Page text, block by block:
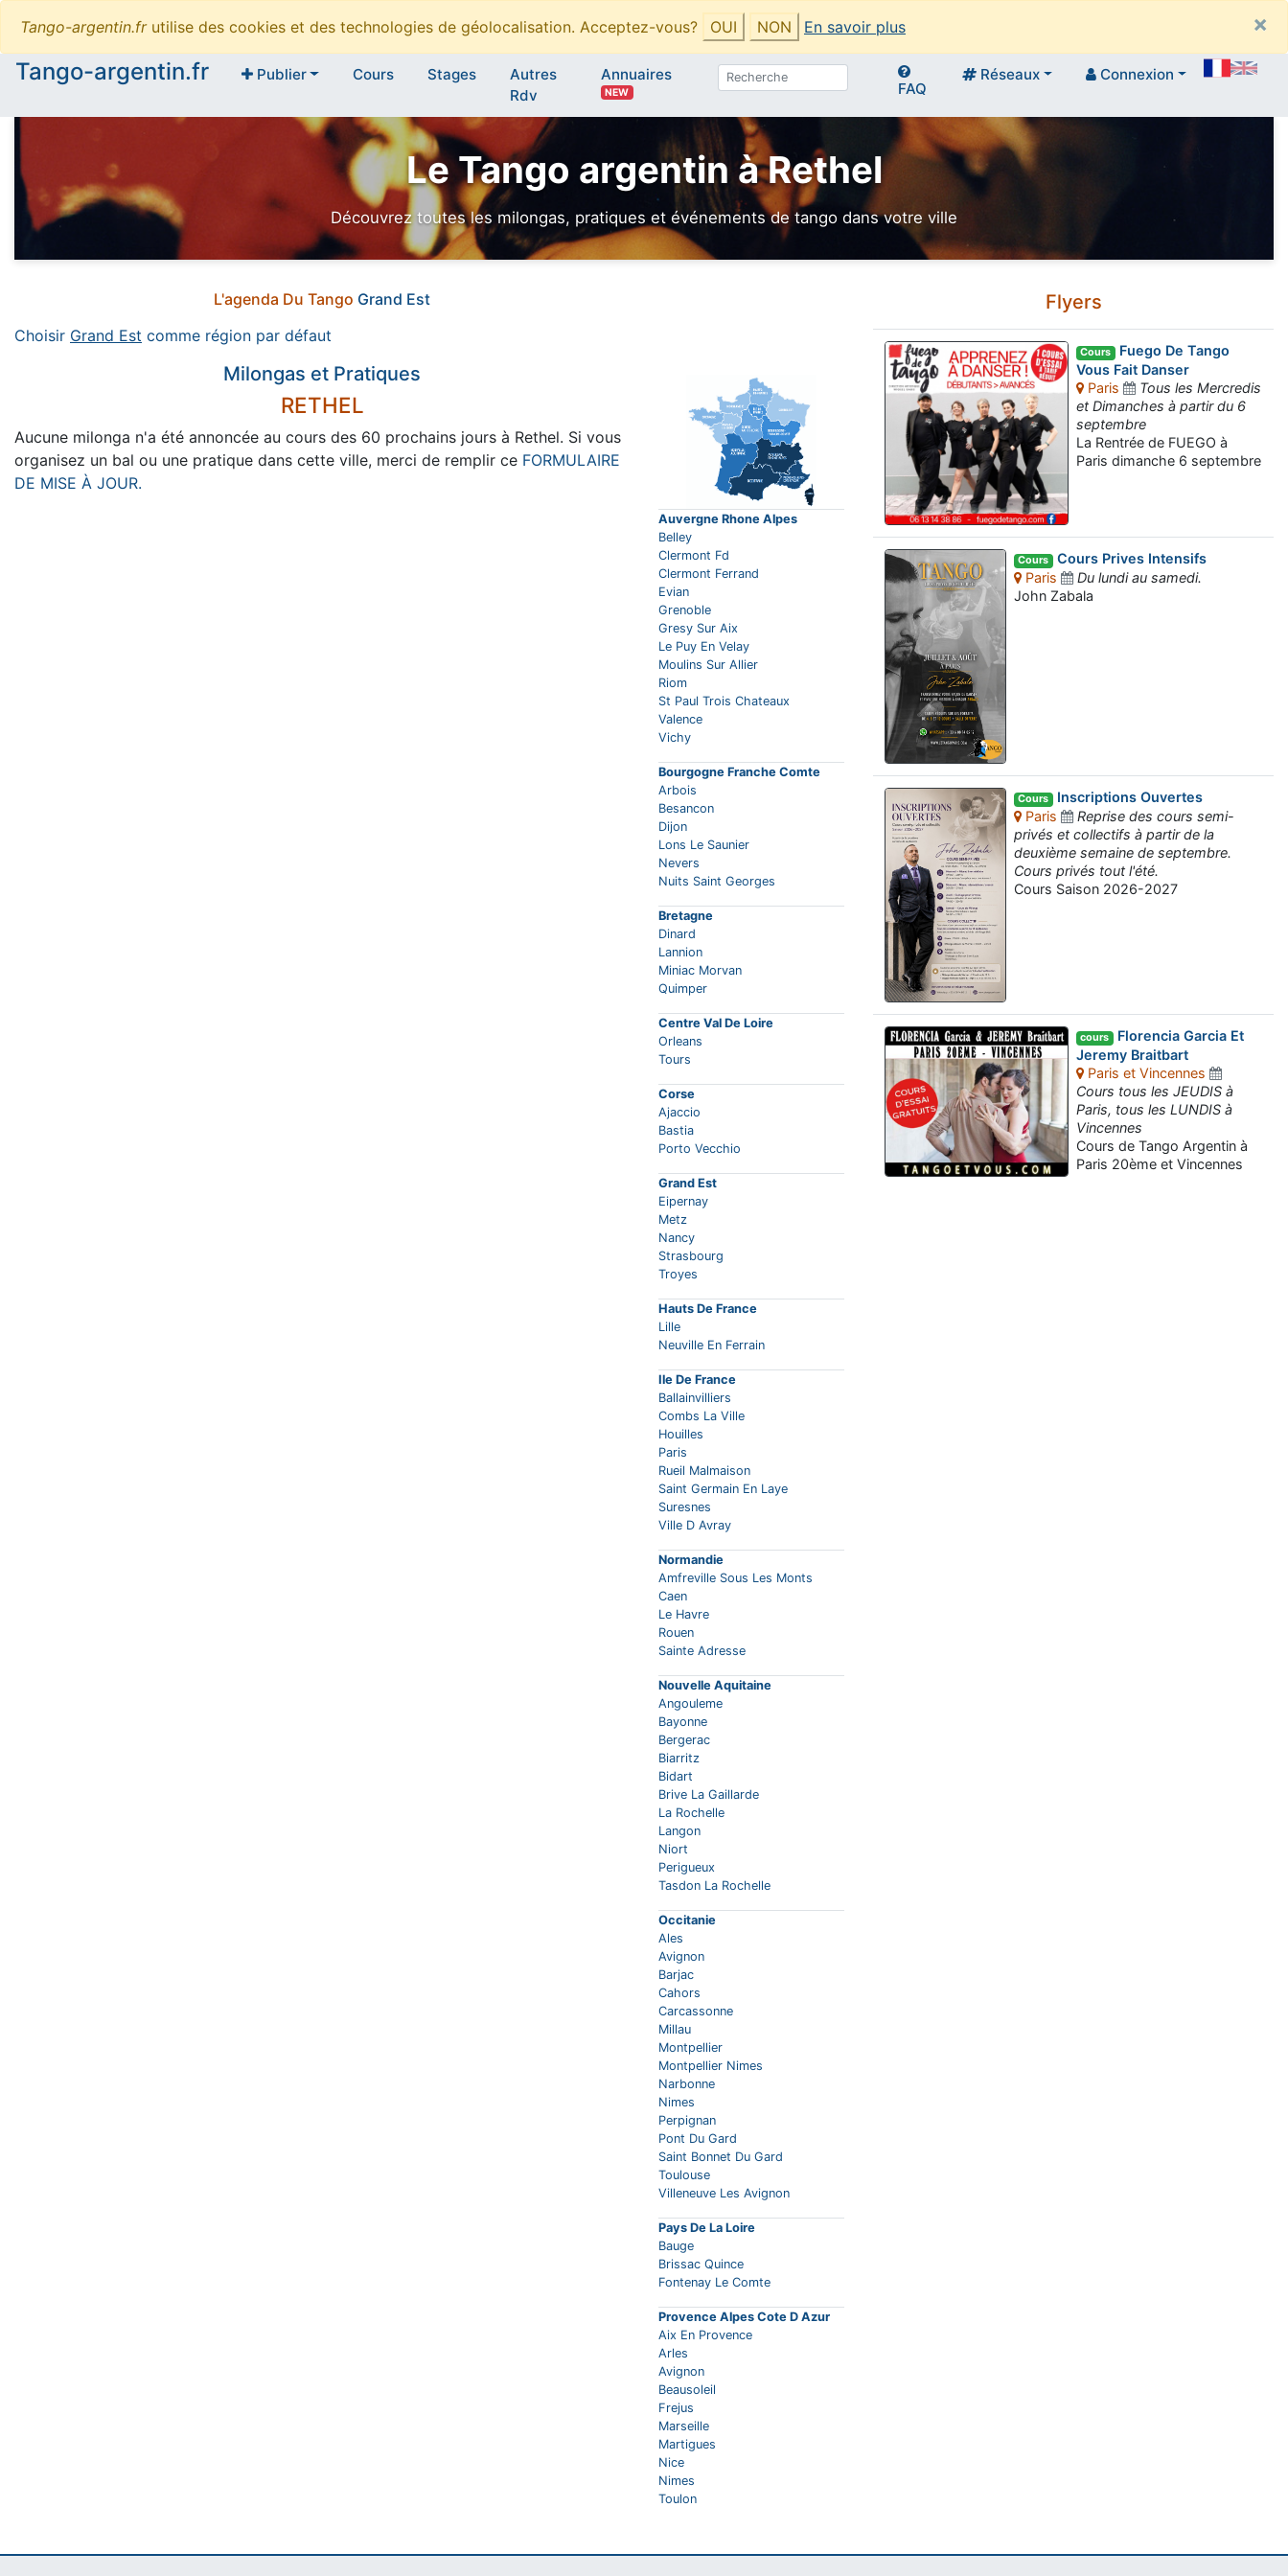
Tango-argentin.frutilise des cookies et des technologies de géolocalisation. Acceptez-vous? OUI NON En savoir plus
×
Tango-argentin.fr
Publier Cours Stages
Autres
Rdv
Annuaires
NEW FAQ
Réseaux Connexion
Le Tango argentin à Rethel
Découvrez toutes les milongas, pratiques et événements de tango dans votre ville
L'agenda Du Tango Grand Est
Choisir Grand Est comme région par défaut
Milongas et Pratiques
RETHEL
Aucune milonga n'a été annoncée au cours des 60 prochains jours à Rethel. Si vous
organisez un bal ou une pratique dans cette ville, merci de remplir ce FORMULAIRE
DE MISE À JOUR.
Auvergne Rhone Alpes
Belley
Clermont Fd
Clermont Ferrand
Evian
Grenoble
Gresy Sur Aix
Le Puy En Velay
Moulins Sur Allier
Riom
St Paul Trois Chateaux
Valence
Vichy
Bourgogne Franche Comte
Arbois
Besancon
Dijon
Lons Le Saunier
Nevers
Nuits Saint Georges
Bretagne
Dinard
Lannion
Miniac Morvan
Quimper
Centre Val De Loire
Orleans
Tours
Corse
Ajaccio
Bastia
Porto Vecchio
Grand Est
Eipernay
Metz
Nancy
Strasbourg
Troyes
Hauts De France
Lille
Neuville En Ferrain
Ile De France
Ballainvilliers
Combs La Ville
Houilles
Paris
Rueil Malmaison
Saint Germain En Laye
Suresnes
Ville D Avray
Normandie
Amfreville Sous Les Monts
Caen
Le Havre
Rouen
Sainte Adresse
Nouvelle Aquitaine
Angouleme
Bayonne
Bergerac
Biarritz
Bidart
Brive La Gaillarde
La Rochelle
Langon
Niort
Perigueux
Tasdon La Rochelle
Occitanie
Ales
Avignon
Barjac
Cahors
Carcassonne
Millau
Montpellier
Montpellier Nimes
Narbonne
Nimes
Perpignan
Pont Du Gard
Saint Bonnet Du Gard
Toulouse
Villeneuve Les Avignon
Pays De La Loire
Bauge
Brissac Quince
Fontenay Le Comte
Provence Alpes Cote D Azur
Aix En Provence
Arles
Avignon
Beausoleil
Frejus
Marseille
Martigues
Nice
Nimes
Toulon
Flyers
Cours Fuego De Tango
Vous Fait Danser
Paris
Tous les Mercredis
et Dimanches à partir du 6
septembre
La Rentrée de FUEGO à
Paris dimanche 6 septembre
Cours Cours Prives Intensifs
Paris
Du lundi au samedi.
John Zabala
Cours Inscriptions Ouvertes
Paris
Reprise des cours semi-
privés et collectifs à partir de la
deuxième semaine de septembre.
Cours privés tout l'été.
Cours Saison 2026-2027
cours Florencia Garcia Et
Jeremy Braitbart
Paris et Vincennes
Cours tous les JEUDIS à
Paris, tous les LUNDIS à
Vincennes
Cours de Tango Argentin à
Paris 20ème et Vincennes